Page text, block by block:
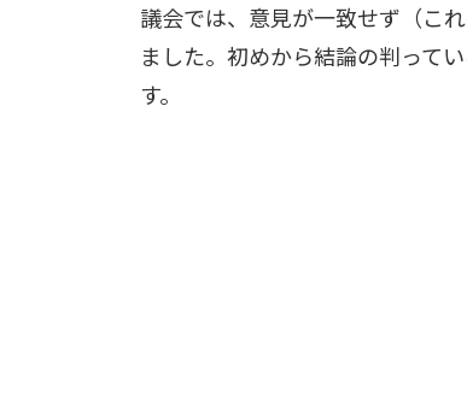
議会では、意見が一致せず（こ
ました。初めから結論の判って
す。